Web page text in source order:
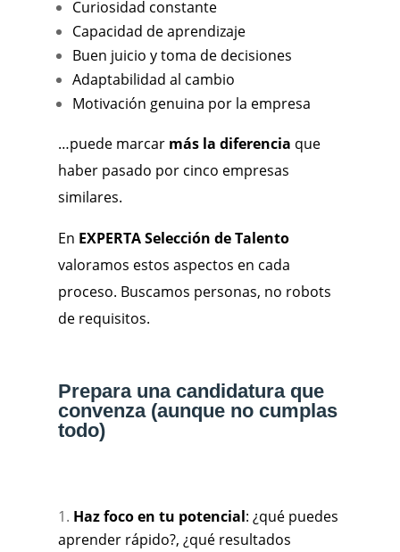
Curiosidad constante
Capacidad de aprendizaje
Buen juicio y toma de decisiones
Adaptabilidad al cambio
Motivación genuina por la empresa
…puede marcar más la diferencia que
haber pasado por cinco empresas
similares.
En EXPERTA Selección de Talento
valoramos estos aspectos en cada
proceso. Buscamos personas, no robots
de requisitos.
Prepara una candidatura que
convenza (aunque no cumplas
todo)
Haz foco en tu potencial: ¿qué puedes
aprender rápido?, ¿qué resultados